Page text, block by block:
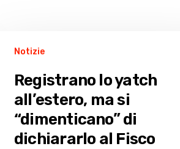
all’estero,
“dimenticano”
Notizie
Registrano lo yatch
all’estero, ma si
“dimenticano” di
dichiararlo al Fisco